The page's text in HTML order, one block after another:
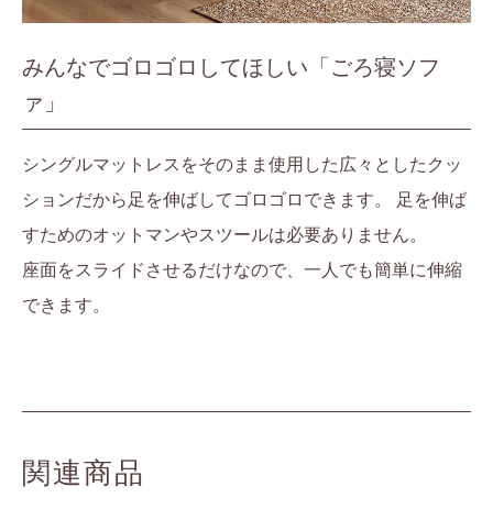
みんなでゴロゴロしてほしい「ごろ寝ソフ
ァ」
シングルマットレスをそのまま使用した広々としたクッ
ションだから足を伸ばしてゴロゴロできます。 足を伸ば
すためのオットマンやスツールは必要ありません。
座面をスライドさせるだけなので、一人でも簡単に伸縮
できます。
関連商品